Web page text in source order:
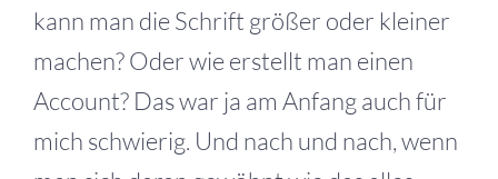
kann man die Schrift größer oder kleiner
machen? Oder wie erstellt man einen
Account? Das war ja am Anfang auch für
mich schwierig. Und nach und nach, wenn